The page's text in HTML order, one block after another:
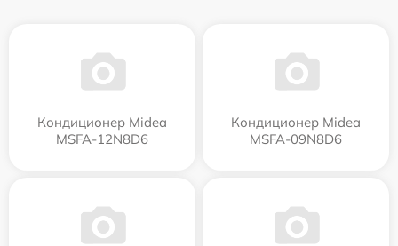
Кондиционер Midea
MSFA-12N8D6
Кондиционер Midea
MSFA-09N8D6